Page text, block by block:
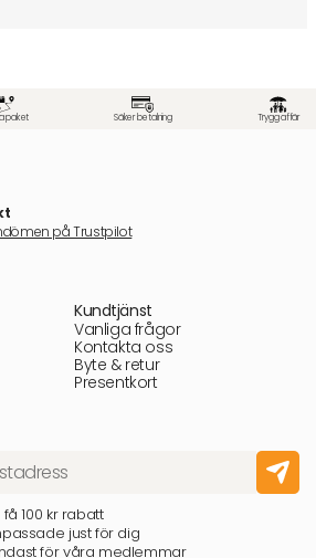
paket Säker betalning Trygg affär
på Trustpilot
Kundtjänst
Vanliga frågor
Kontakta oss
Byte & retur
Presentkort
100 kr rabatt
just för dig
för våra medlemmar